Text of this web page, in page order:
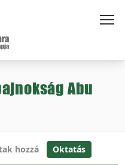
Abu
hozzá Oktatás